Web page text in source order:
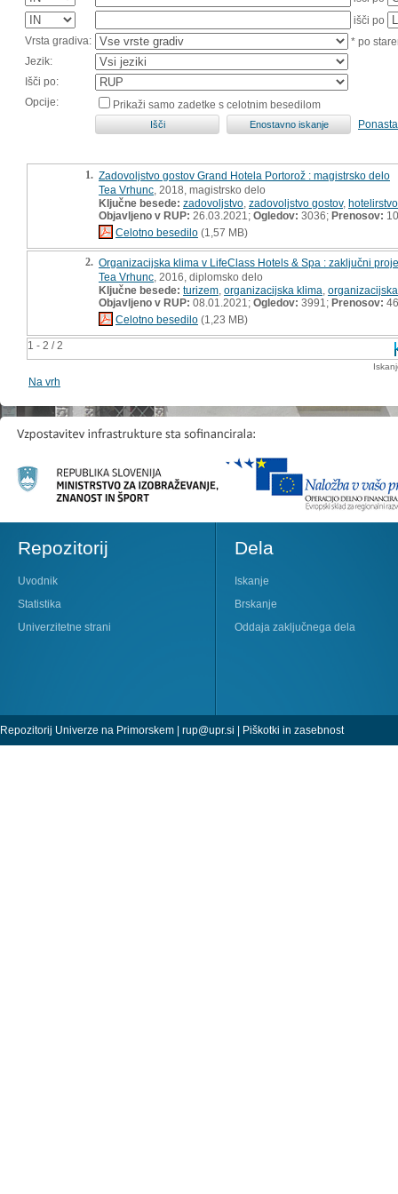
išči po
Vrsta gradiva:
* po
Jezik:
Išči po:
Opcije:
Prikaži samo zadetke s celotnim besedilom
1 - 2 / 2
1. Zadovoljstvo gostov Grand Hotela Portorož : magistrsko delo
Tea Vrhunc , 2018, magistrsko delo
Ključne besede: zadovoljstvo zadovoljstvo gostov, hotelirstvo
Objavljeno v RUP: 26.03.2021; Ogledov: 3036; Prenosov:
Celotno besedilo (1,57 MB)
2. Organizacijska klima v LifeClass Hotels & Spa : zaključni
Tea Vrhunc , 2016, diplomsko delo
Ključne besede: turizem organizacijska klima
Objavljeno v RUP: 08.01.2021; Ogledov: 3991; Prenosov: 46
Celotno besedilo (1,23 MB)
Na vrh
Repozitorij
Uvodnik
Statistika
Univerzitetne strani
Dela
Iskanje
Brskanje
Oddaja zaključnega dela
Repozitorij Univerze na Primorskem | rup@upr.si | Piškotki in zasebnost